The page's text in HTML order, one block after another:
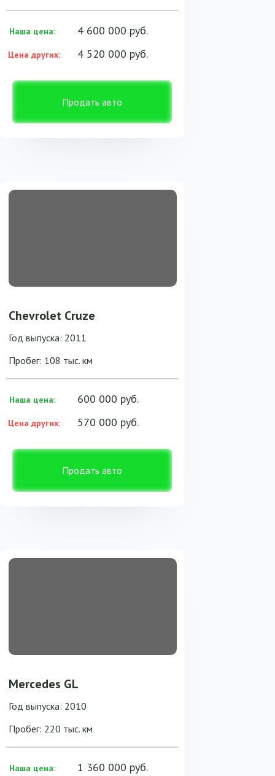
Наша цена:
Цена других:
4 600 000 руб.
4 520 000 руб.
Продать авто
Chevrolet Cruze
Пробег: 108 тыс. км
Наша цена:
Цена других:
Год выпуска: 2011
600 000 руб.
570 000 руб.
Продать авто
Mercedes GL
Пробег: 220 тыс. км
Наша цена:
Год выпуска: 2010
1 360 000 руб.